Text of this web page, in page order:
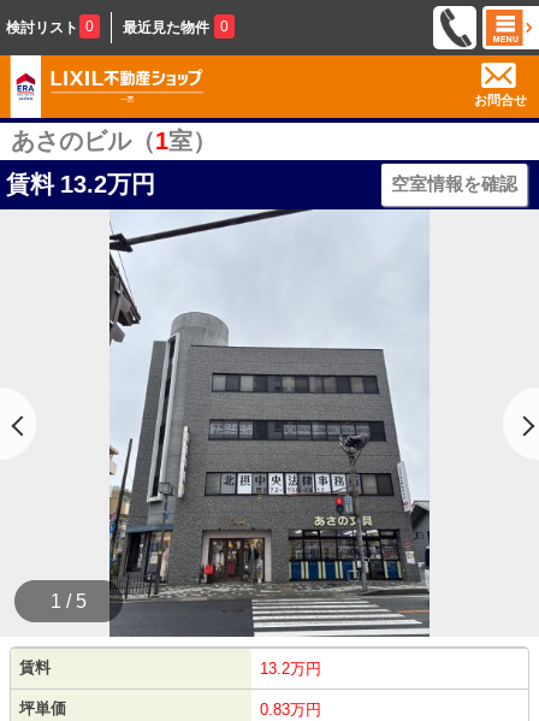
検討リスト 0 最近見た物件 0
お問合せ
あさのビル（1室）
賃料 13.2万円 空室情報を確認
1 / 5
賃料 13.2万円
坪単価 0.83万円